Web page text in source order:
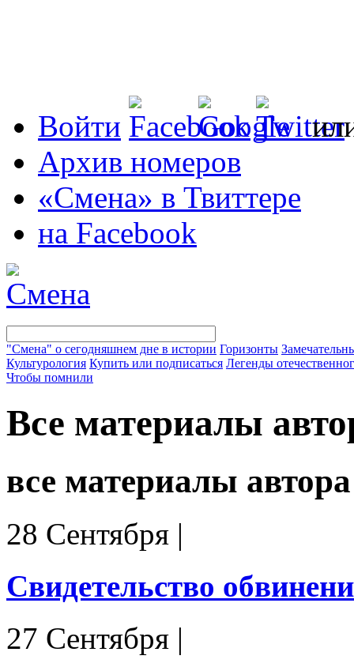
Войти
Архив номеров
«Смена» в Твиттере
на Facebook
"Смена" о сегодняшнем дне в истории Горизонты
Культурология Купить или подписаться Легенды
Чтобы помнили
Все материалы
все материалы автора
28 Сентября |
Свидетельство
27 Сентября |